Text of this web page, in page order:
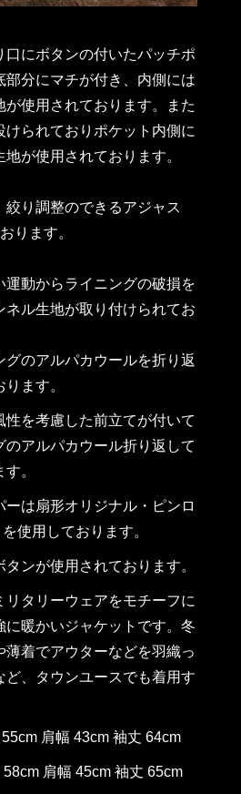
口にボタンの付いたパッチポ
分にマチが付き、内側には
が使用されております。また
られておりポケット内側に
が使用されております。
り調整のできるアジャス
ります。
運動からライニングの破損を
ネル生地が取り付けられてお
のアルパカウールを折り返
ます。
を考慮した前立てが付いて
アルパカウール折り返して
。
は扇形オリジナル・ピンロ
使用しております。
ンが使用されております。
リタリーウェアをモチーフに
に暖かいジャケットです。冬
着でアウターなどを羽織っ
、タウンユースでも着用す
肩幅 43cm 袖丈 64cm
肩幅 45cm 袖丈 65cm